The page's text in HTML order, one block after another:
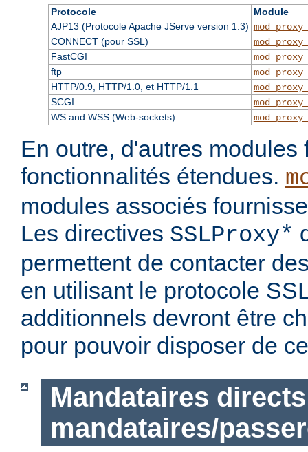
Protocole
Module
AJP13 (Protocole Apache JServe version 1.3)
CONNECT (pour SSL)
FastCGI
ftp
HTTP/0.9, HTTP/1.0, et HTTP/1.1
SCGI
WS and WSS (Web-sockets)
En outre, d'autres modules
fonctionnalités étendues.
modules associés
Les directives SSLProxy*
permettent de contacter
en utilisant le protocole
additionnels devront être
pour pouvoir disposer de
Mandataires
mandataires/